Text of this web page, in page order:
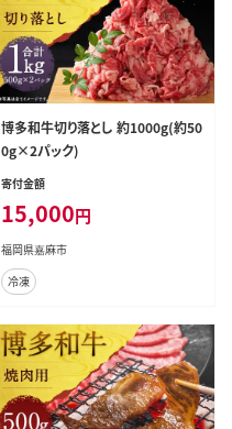
博多和牛切り落とし 約1000g(約50
0g×2パック)
寄付金額
15,000円
福岡県嘉麻市
冷凍